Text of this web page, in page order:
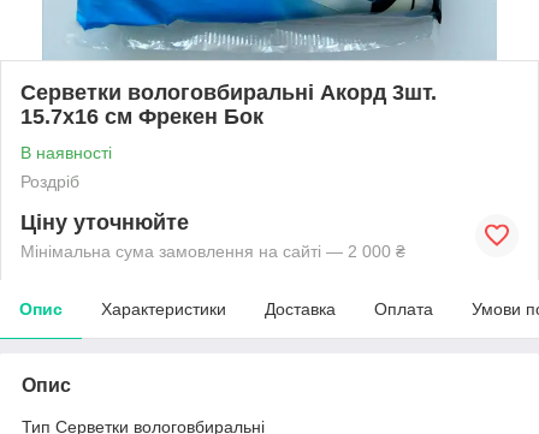
Серветки вологовбиральні Акорд 3шт.
15.7х16 см Фрекен Бок
В наявності
Роздріб
Ціну уточнюйте
Мінімальна сума замовлення на сайті — 2 000 ₴
Опис Характеристики Доставка Оплата Умови
Опис
Тип Серветки вологовбиральні